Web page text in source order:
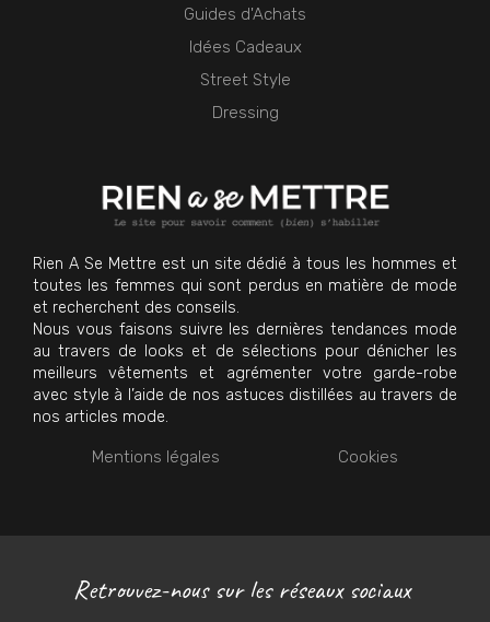
Rien A Se Mettre est un site dédié à tous les hommes et
toutes les femmes qui sont perdus en matière de mode
et recherchent des conseils.
Nous vous faisons suivre les dernières tendances mode
au travers de looks et de sélections pour dénicher les
meilleurs vêtements et agrémenter votre garde-robe
avec style à l’aide de nos astuces distillées au travers de
nos articles mode.
Mentions légales Cookies
Guides d'Achats
Idées Cadeaux
Street Style
Dressing
Retrouvez-nous sur les réseaux sociaux